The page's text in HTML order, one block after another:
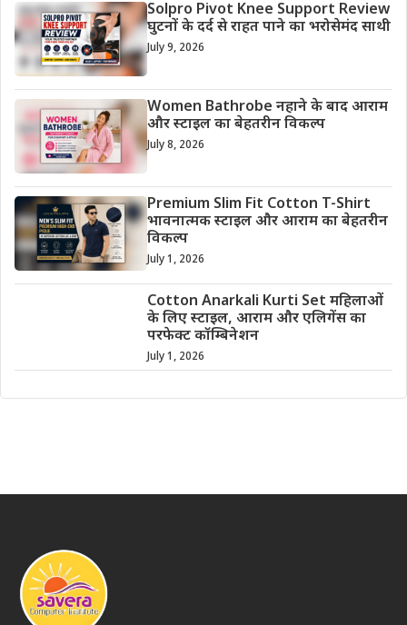
Solpro Pivot Knee Support Review
घुटनों के दर्द से राहत पाने का भरोसेमंद साथी
July 9, 2026
Women Bathrobe नहाने के बाद आराम
और स्टाइल का बेहतरीन विकल्प
July 8, 2026
Premium Slim Fit Cotton T-Shirt
भावनात्मक स्टाइल और आराम का बेहतरीन
विकल्प
July 1, 2026
Cotton Anarkali Kurti Set महिलाओं
के लिए स्टाइल, आराम और एलिगेंस का
परफेक्ट कॉम्बिनेशन
July 1, 2026